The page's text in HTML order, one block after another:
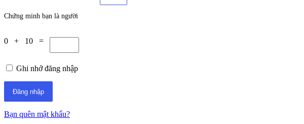
Chứng minh bạn là người
0 + 10 =
Ghi nhớ đăng nhập
Bạn quên mật khẩu?